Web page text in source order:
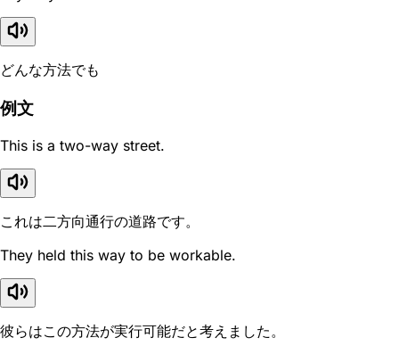
どんな方法でも
例文
This is a two-way street.
これは二方向通行の道路です。
They held this way to be workable.
彼らはこの方法が実行可能だと考えました。